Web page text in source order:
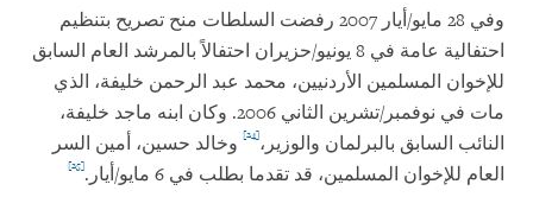
وفي 28 مايو/أيار 2007 رفضت السلطات منح تصريح بتنظيم
احتفالية عامة في 8 يونيو/حزيران احتفالاً بالمرشد العام السابق
للإخوان المسلمين الأردنيين، محمد عبد الرحمن خليفة، الذي
مات في نوفمبر/تشرين الثاني 2006. وكان ابنه ماجد خليفة،
النائب السابق بالبرلمان والوزير،[24]
وخالد حسين، أمين السر
العام للإخوان المسلمين، قد تقدما بطلب في 6 مايو/أيار.
[25]